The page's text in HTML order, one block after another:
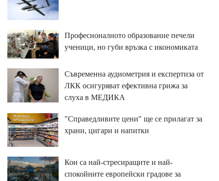
Професионалното образование печели
ученици, но губи връзка с икономиката
Съвременна аудиометрия и експертиза от
ЛКК осигуряват ефективна грижа за
слуха в МЕДИКА
"Справедливите цени" ще се прилагат за
храни, цигари и напитки
Кои са най-стресиращите и най-
спокойните европейски градове за